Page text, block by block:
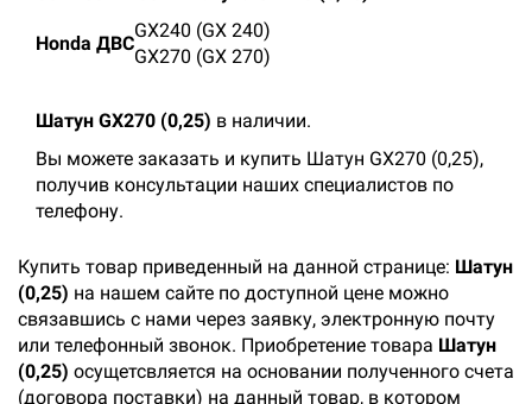
Honda ДВС
GX240 (GX 240)
GX270 (GX 270)
Шатун GX270 (0,25) в наличии.
Вы можете заказать и купить Шатун GX270 (0,25),
получив консультации наших специалистов по
телефону.
Купить товар приведенный на данной странице: Шатун
(0,25) на нашем сайте по доступной цене можно
связавшись с нами через заявку, электронную почту
или телефонный звонок. Приобретение товара Шатун
(0,25) осущетсвляется на основании полученного счета
(договора поставки) на данный товар, в котором